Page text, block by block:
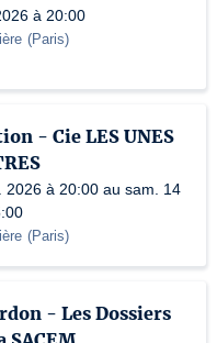
à 20:00
(Paris)
- Cie LES UNES
2026 à 20:00 au sam. 14
(Paris)
- Les Dossiers